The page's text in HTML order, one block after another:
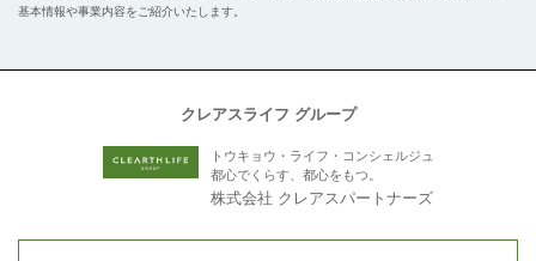
基本情報や事業内容をご紹介いたします。
トウキョウ・ライフ・コンシェルジュ
都心でくらす、都心をもつ。
株式会社 クレアスパートナーズ
クレアスライフ グループ